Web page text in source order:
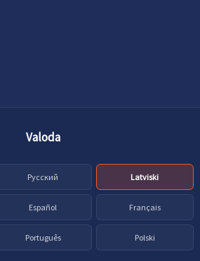
Valoda
Русский Latviski
Español Français
Português Polski